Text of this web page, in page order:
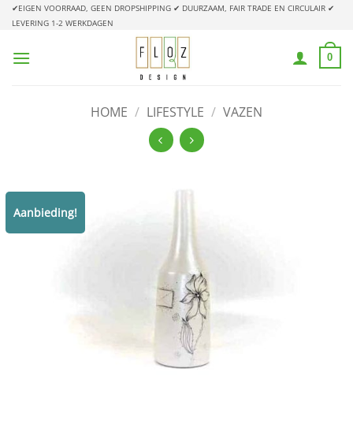
Ga
naar
✔EIGEN VOORRAAD, GEEN DROPSHIPPING ✔ DUURZAAM, FAIR TRADE EN CIRCULAIR ✔
LEVERING 1-2 WERKDAGEN
0
HOME / LIFESTYLE / VAZEN
Aanbieding!